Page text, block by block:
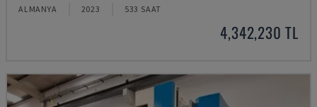
ALMANYA 2023 533 SAAT
4,342,230 TL